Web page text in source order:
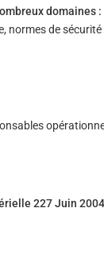
domaines :
de
227 Juin